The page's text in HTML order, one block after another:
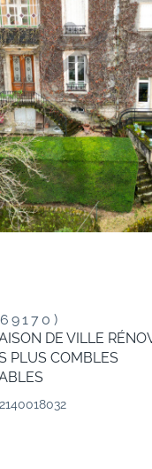
DE VILLE
PLUS COMBLES